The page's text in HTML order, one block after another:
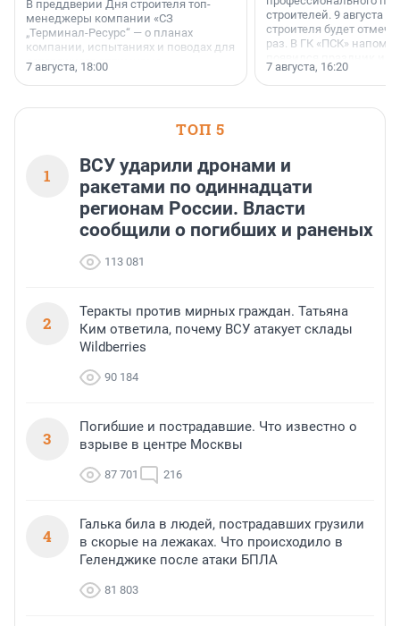
В преддверии Дня строителя топ-
менеджеры компании «СЗ
„Терминал-Ресурс“ — о планах
компании, испытаниях и поводах для
осторожного оптимизма.
7 августа, 18:00
строителей. 9 августа
строителя будет
раз. В ГК «ПСК»
поменялась роль
7 августа, 16:20
ТОП 5
1
ВСУ ударили дронами и
ракетами по одиннадцати
регионам России. Власти
сообщили о погибших и раненых
113 081
2
Теракты против мирных граждан. Татьяна
Ким ответила, почему ВСУ атакует склады
Wildberries
90 184
3
Погибшие и пострадавшие. Что известно о
взрыве в центре Москвы
87 701 216
4
Галька била в людей, пострадавших грузили
в скорые на лежаках. Что происходило в
Геленджике после атаки БПЛА
81 803